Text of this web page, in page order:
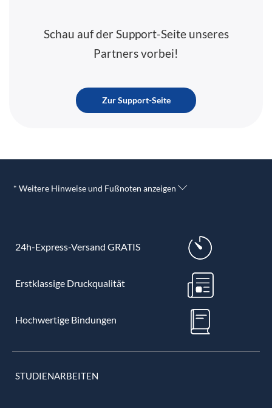
Schau auf der Support-Seite unseres
Partners vorbei!
Zur Support-Seite
* Weitere Hinweise und Fußnoten anzeigen
24h-Express-Versand GRATIS
Erstklassige Druckqualität
Hochwertige Bindungen
STUDIENARBEITEN